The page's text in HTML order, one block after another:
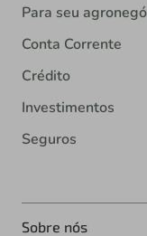
Para seu
Conta Corrente
Crédito
Investimentos
Seguros
Sobre nós